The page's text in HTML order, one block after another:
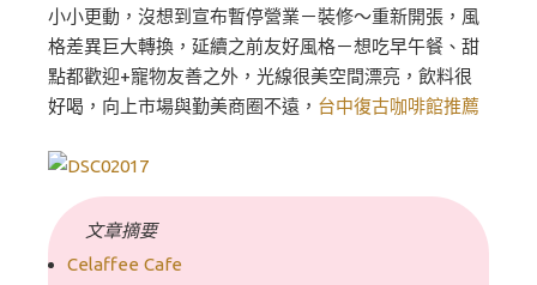
小小更動，沒想到宣布暫停營業－裝修～重新開張，風
格差異巨大轉換，延續之前友好風格－想吃早午餐、甜
點都歡迎+寵物友善之外，光線很美空間漂亮，飲料很
好喝，向上市場與勤美商圈不遠， 台中復古咖啡館推薦
文章摘要
Celaffee Cafe